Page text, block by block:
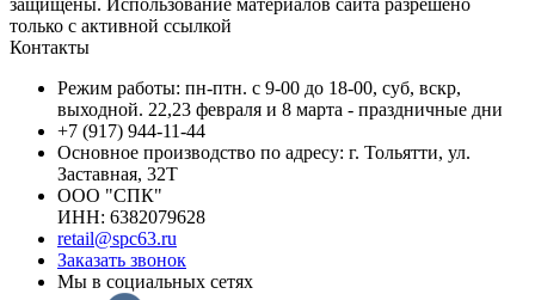
только с активной ссылкой
Контакты
Режим работы: пн-птн. с 9-00 до 18-00, суб, вскр,
выходной. 22,23 февраля и 8 марта - праздничные дни
+7 (917) 944-11-44
Основное производство по адресу: г. Тольятти, ул.
Заставная, 32Т
ООО "СПК"
ИНН: 6382079628
retail@spc63.ru
Заказать звонок
Мы в социальных сетях